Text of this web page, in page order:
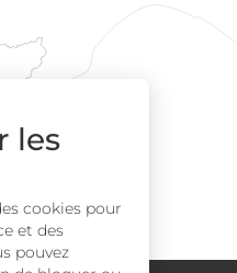
LES-PINS
les
cookies pour
et des
pouvez